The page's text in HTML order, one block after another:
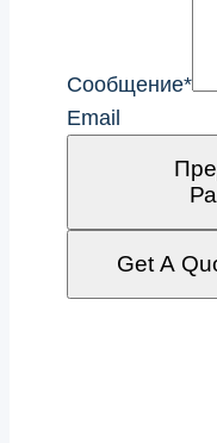
Сообщение*
Email
Get A